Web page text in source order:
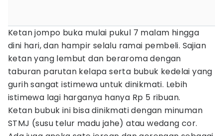
Ketan jompo buka mulai pukul 7 malam hingga
dini hari, dan hampir selalu ramai pembeli. Sajian
ketan yang lembut dan beraroma dengan
taburan parutan kelapa serta bubuk kedelai yang
gurih sangat istimewa untuk dinikmati. Lebih
istimewa lagi harganya hanya Rp 5 ribuan.
Ketan bubuk ini bisa dinikmati dengan minuman
STMJ (susu telur madu jahe) atau wedang cor.